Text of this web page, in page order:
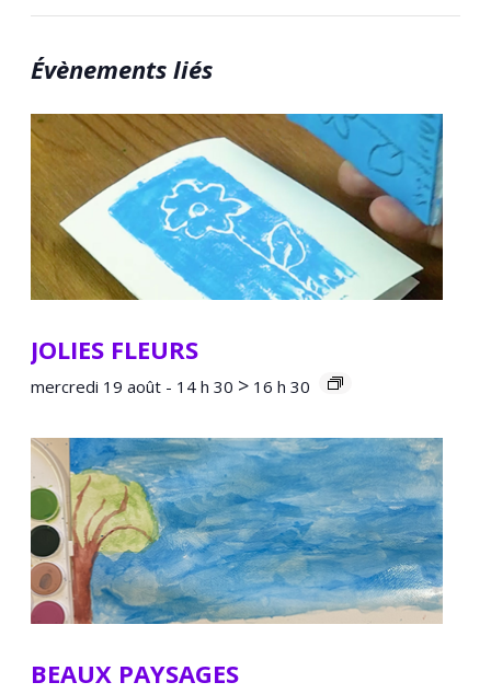
Évènements liés
JOLIES FLEURS
mercredi 19 août - 14 h 30 > 16 h 30
BEAUX PAYSAGES